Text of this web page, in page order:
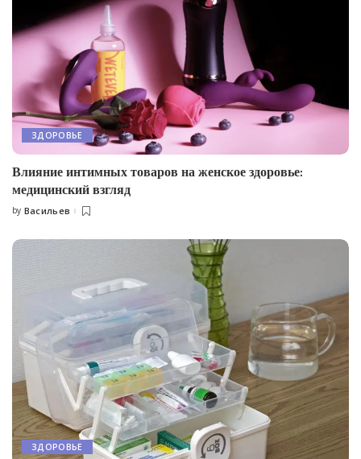
ЗДОРОВЬЕ
Влияние интимных товаров на женское здоровье:
медицинский взгляд
Posted
by Васильев
ЗДОРОВЬЕ